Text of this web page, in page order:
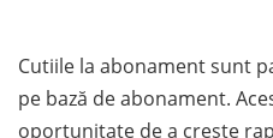
Cutiile la abonament sunt
pe bază de abonament.
oportunitate de a crește